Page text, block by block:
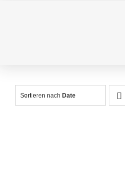
Sortieren nach Date